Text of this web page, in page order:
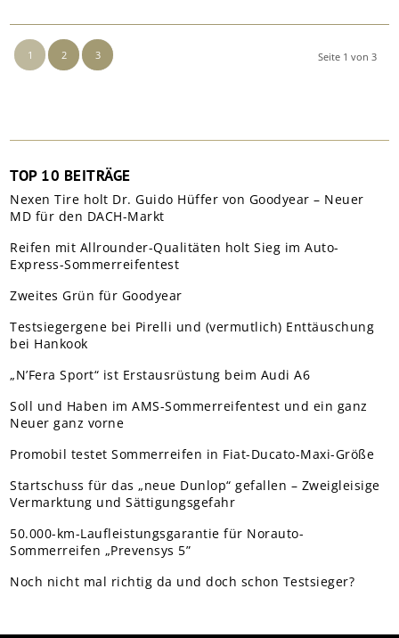
Seite 1 von 3
1 2 3
TOP 10 BEITRÄGE
Nexen Tire holt Dr. Guido Hüffer von Goodyear – Neuer
MD für den DACH-Markt
Reifen mit Allrounder-Qualitäten holt Sieg im Auto-
Express-Sommerreifentest
Zweites Grün für Goodyear
Testsiegergene bei Pirelli und (vermutlich) Enttäuschung
bei Hankook
„N’Fera Sport“ ist Erstausrüstung beim Audi A6
Soll und Haben im AMS-Sommerreifentest und ein ganz
Neuer ganz vorne
Promobil testet Sommerreifen in Fiat-Ducato-Maxi-Größe
Startschuss für das „neue Dunlop“ gefallen – Zweigleisige
Vermarktung und Sättigungsgefahr
50.000-km-Laufleistungsgarantie für Norauto-
Sommerreifen „Prevensys 5”
Noch nicht mal richtig da und doch schon Testsieger?